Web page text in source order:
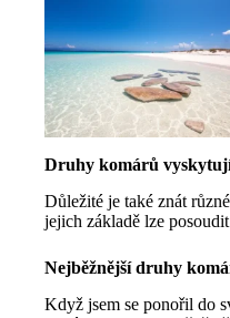
Druhy komárů
Důležité je také znát
jejich základě lze
Nejběžnější druhy
Když jsem se ponořil do